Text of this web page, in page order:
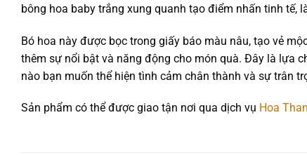
bông hoa baby trắng xung quanh tạo điểm nhấn tinh tế,
Bó hoa này được bọc trong giấy báo màu nâu, tạo vẻ
thêm sự nổi bật và năng động cho món quà. Đây là lựa
nào bạn muốn thể hiện tình cảm chân thành và sự trân
Sản phẩm có thể được giao tận nơi qua dịch vụ Hoa